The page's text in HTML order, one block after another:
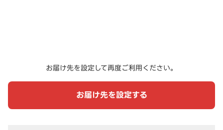
お届け先を設定して再度ご利用ください。
お届け先を設定する